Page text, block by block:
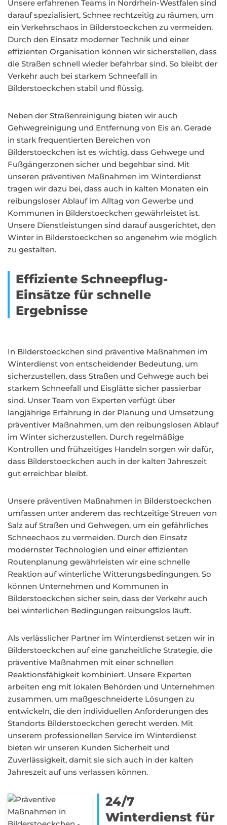
Unsere erfahrenen Teams in Nordrhein-Westfalen sind
darauf spezialisiert, Schnee rechtzeitig zu räumen, um
ein Verkehrschaos in Bilderstoeckchen zu vermeiden.
Durch den Einsatz moderner Technik und einer
effizienten Organisation können wir sicherstellen, dass
die Straßen schnell wieder befahrbar sind. So bleibt der
Verkehr auch bei starkem Schneefall in
Bilderstoeckchen stabil und flüssig.
Neben der Straßenreinigung bieten wir auch
Gehwegreinigung und Entfernung von Eis an. Gerade
in stark frequentierten Bereichen von
Bilderstoeckchen ist es wichtig, dass Gehwege und
Fußgängerzonen sicher und begehbar sind. Mit
unseren präventiven Maßnahmen im Winterdienst
tragen wir dazu bei, dass auch in kalten Monaten ein
reibungsloser Ablauf im Alltag von Gewerbe und
Kommunen in Bilderstoeckchen gewährleistet ist.
Unsere Dienstleistungen sind darauf ausgerichtet, den
Winter in Bilderstoeckchen so angenehm wie möglich
zu gestalten.
Effiziente Schneepflug-
Einsätze für schnelle
Ergebnisse
In Bilderstoeckchen sind präventive Maßnahmen im
Winterdienst von entscheidender Bedeutung, um
sicherzustellen, dass Straßen und Gehwege auch bei
starkem Schneefall und Eisglätte sicher passierbar
sind. Unser Team von Experten verfügt über
langjährige Erfahrung in der Planung und Umsetzung
präventiver Maßnahmen, um den reibungslosen Ablauf
im Winter sicherzustellen. Durch regelmäßige
Kontrollen und frühzeitiges Handeln sorgen wir dafür,
dass Bilderstoeckchen auch in der kalten Jahreszeit
gut erreichbar bleibt.
Unsere präventiven Maßnahmen in Bilderstoeckchen
umfassen unter anderem das rechtzeitige Streuen von
Salz auf Straßen und Gehwegen, um ein gefährliches
Schneechaos zu vermeiden. Durch den Einsatz
modernster Technologien und einer effizienten
Routenplanung gewährleisten wir eine schnelle
Reaktion auf winterliche Witterungsbedingungen. So
können Unternehmen und Kommunen in
Bilderstoeckchen sicher sein, dass der Verkehr auch
bei winterlichen Bedingungen reibungslos läuft.
Als verlässlicher Partner im Winterdienst setzen wir in
Bilderstoeckchen auf eine ganzheitliche Strategie, die
präventive Maßnahmen mit einer schnellen
Reaktionsfähigkeit kombiniert. Unsere Experten
arbeiten eng mit lokalen Behörden und Unternehmen
zusammen, um maßgeschneiderte Lösungen zu
entwickeln, die den individuellen Anforderungen des
Standorts Bilderstoeckchen gerecht werden. Mit
unserem professionellen Service im Winterdienst
bieten wir unseren Kunden Sicherheit und
Zuverlässigkeit, damit sie sich auch in der kalten
Jahreszeit auf uns verlassen können.
24/7
Winterdienst für